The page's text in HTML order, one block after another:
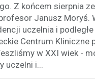
Z końcem sierpnia
Janusz Moryś.
uczelnia i
Centrum Kliniczne
w XXI wiek -
uczelni i...